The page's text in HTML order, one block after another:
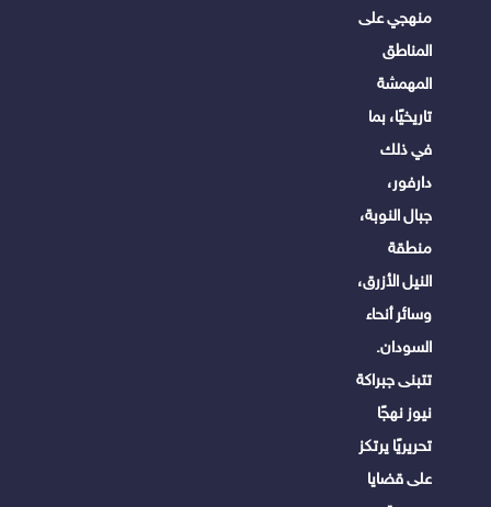
منهجي على
المناطق
المهمشة
تاريخيًا، بما
في ذلك
دارفور،
جبال النوبة،
منطقة
النيل الأزرق،
وسائر أنحاء
السودان.
تتبنى جبراكة
نيوز نهجًا
تحريريًا يرتكز
على قضايا